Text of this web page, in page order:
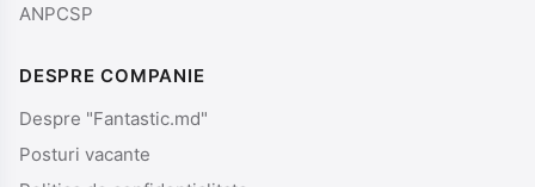
ANPCSP
DESPRE COMPANIE
Despre "Fantastic.md"
Posturi vacante